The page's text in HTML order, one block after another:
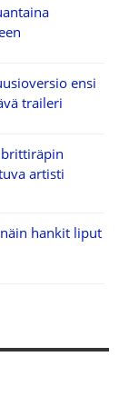
ensi
traileri
artisti
hankit liput